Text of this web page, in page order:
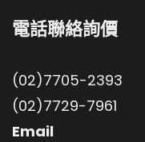
電話聯絡詢價
(02)7705-2393
(02)7729-7961
Email